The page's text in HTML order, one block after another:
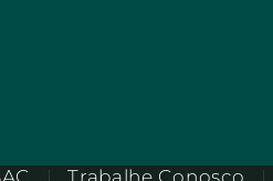
Trabalhe Conosco